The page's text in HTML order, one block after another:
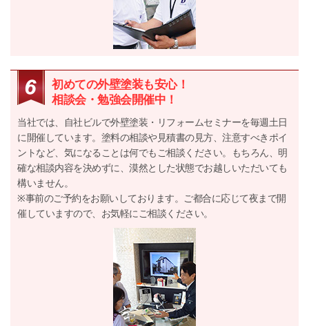
初めての外壁塗装も安心！
相談会・勉強会開催中！
当社では、自社ビルで外壁塗装・リフォームセミナーを毎週土日
に開催しています。塗料の相談や見積書の見方、注意すべきポイ
ントなど、気になることは何でもご相談ください。もちろん、明
確な相談内容を決めずに、漠然とした状態でお越しいただいても
構いません。
※事前のご予約をお願いしております。ご都合に応じて夜まで開
催していますので、お気軽にご相談ください。